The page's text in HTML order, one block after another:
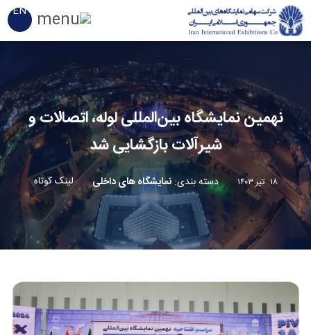
EN
نهمین نمایشگاه بین‌المللی لوله، اتصالات و
شیرآلات بازگشایی شد
۱۸ تیر ۱۴۰۳ دسته بندی: نمایشگاه های داخلی لینک کوتاه